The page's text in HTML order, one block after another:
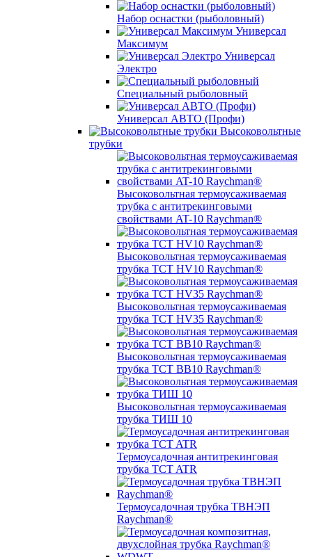
Набор оснастки (рыболовный)
Универсал
Максимум
Универсал
Электро
Специальный рыболовный
Универсал АВТО (Профи)
Высоковольтные
трубки
Высоковольтная термоусаживаемая
трубка с антитрекинговыми
свойствами AT-10 Raychman®
Высоковольтная термоусаживаемая
трубка TCT HV10 Raychman®
Высоковольтная термоусаживаемая
трубка TCT HV35 Raychman®
Высоковольтная термоусаживаемая
трубка TCT BB10 Raychman®
Высоковольтная термоусаживаемая
трубка ТИШ 10
Термоусадочная антитрекинговая
трубка TCT ATR
Термоусадочная трубка ТВНЭП
Raychman®